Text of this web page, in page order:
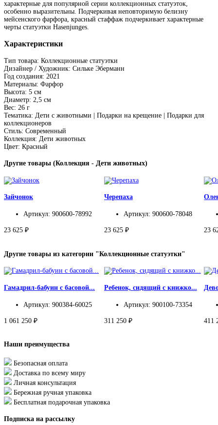
характерные для популярной серии коллекционных статуэток,
особенно выразительны. Подчеркивая неповторимую белизну
мейсенского фарфора, красный стаффаж подчеркивает характерные
черты статуэтки Hasenjunges.
Характеристики
Тип товара: Коллекционные статуэтки
Дизайнер / Художник: Сильке Эберманн
Год создания: 2021
Материалы: Фарфор
Высота: 5 см
Диаметр: 2,5 см
Вес: 26 г
Тематика: Дети с животными | Подарки на крещение | Подарки для
коллекционеров
Стиль: Современный
Коллекция: Дети животных
Цвет: Красный
Другие товары (Коллекция - Дети животных)
Зайчонок
Артикул: 900600-78992
23 625 ₽
Черепаха
Артикул: 900600-78048
23 625 ₽ 23
Другие товары из категории "Коллекционные статуэтки"
Гамадрил-бабуин с басовой...
Артикул: 900384-60025
1 061 250 ₽
Ребенок, сидящий с книжко...
Артикул: 900100-73354
311 250 ₽ 411
Наши преимущества
Безопасная оплата
Доставка по всему миру
Личная консультация
Бережная ручная упаковка
Бесплатная подарочная упаковка
Подписка на рассылку